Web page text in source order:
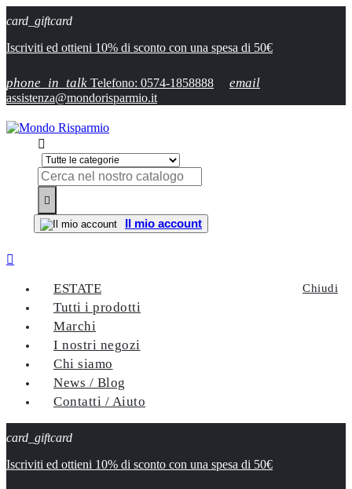
card_giftcard
Iscriviti ed ottieni 10% di sconto con una spesa di 50€
phone_in_talk Telefono: 0574-1858888 email
assistenza@mondorisparmio.it


Il mio account

Chiudi
ESTATE
Tutti i prodotti
Marchi
I nostri negozi
Chi siamo
News / Blog
Contatti / Aiuto
card_giftcard
Iscriviti ed ottieni 10% di sconto con una spesa di 50€